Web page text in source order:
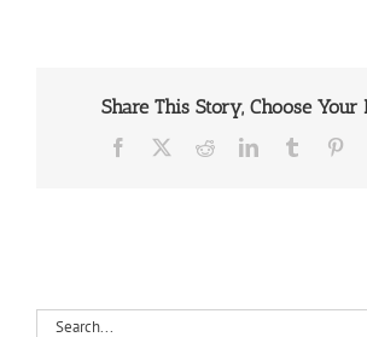
Share This Story, Choose Your
Facebook RedditLinkedInTumblr
Search